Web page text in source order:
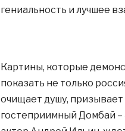
гениальность и лучшее
Картины, которые
показать не только
очищает душу,
гостеприимный Домбай –